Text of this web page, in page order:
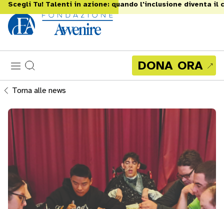
DONA ORA
Scegli Tu! Talenti in azione: quando l'inclusione diventa il
Torna alle news